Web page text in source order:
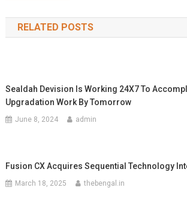
navigation
RELATED POSTS
Sealdah Devision Is Working 24X7 To
Upgradation Work By Tomorrow
June 8, 2024 admin
Fusion CX Acquires Sequential Technology
March 18, 2025 thebengal.in